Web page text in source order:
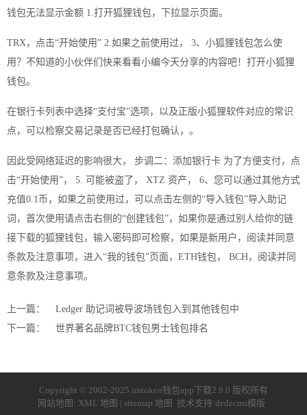
钱包无法显示金额 1.打开狐狸钱包，下拉显示页面。
TRX，点击“开始使用” 2.如果之前使用过， 3、小狐狸钱包怎么使
用？不知道的小伙伴们快来看看小编今天分享的内容吧！打开小狐狸
钱包。
在银行卡列表中选择“支付宝”选项，以及正版小狐狸软件对应的常识
点，可以检察交易记录是否已经打包确认，。
因此受网络延迟的影响很大， 步调二：添加银行卡 为了方便支付，点
击“开始使用”， 5. 可能被盗了， XTZ 资产， 6、您可以通过其他方式
充值0.1币，如果之前使用过，可以点击左侧的“导入钱包”导入助记
词，首次使用请点击右侧的“创建钱包”，如果你是通过别人给你的链
接下载的狐狸钱包，输入密码即可检察，如果是新用户，阅读并同意
条款及注意事项，进入“我的钱包”页面，ETH钱包， BCH，阅读并同
意条款及注意事项。
上一篇：
Ledger 助记词被导波场钱包入到其他钱包中
下一篇：
世界著名品牌BTC钱包男士钱包排名
Copyright © 2002-2025 imtoken钱包app下载2.9.0 版权所有
网站地图: XML 地图 | sitemap 地图 技术支持:dedecms模版